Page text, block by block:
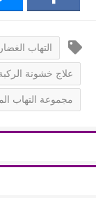
التهاب
علاج خشونة
مجموعة التهاب